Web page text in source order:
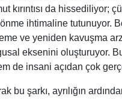
kırıntısı da hissediliyor;
ihtimaline tutunuyor.
ve yeniden kavuşma
eksenini oluşturuyor.
de insani açıdan çok
bu şarkı, ayrılığın